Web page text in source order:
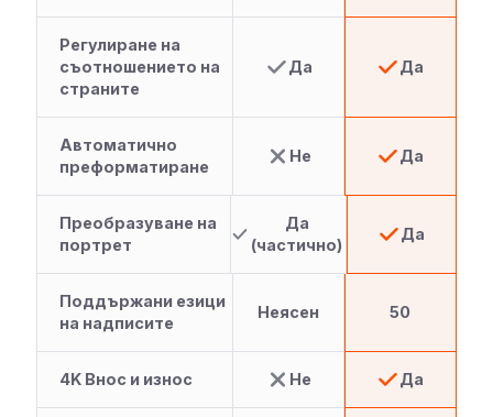
Регулиране на
съотношението на
страните
Да Да
Автоматично
преформатиране
Не Да
Преобразуване на
портрет
Да
(частично)
Да
Поддържани езици
на надписите
Неясен 50
4K Внос и износ Не Да